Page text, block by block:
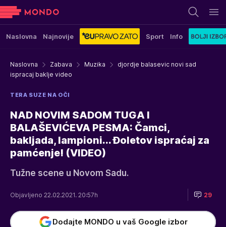
Naslovna Najnovije Sport Info
Naslovna Zabava Muzika
djordje balasevic novi sad
ispracaj baklje video
TERA SUZE NA OČI
NAD NOVIM SADOM TUGA I
BALAŠEVIĆEVA PESMA: Čamci,
bakljada, lampioni... Đoletov ispraćaj za
pamćenje! (VIDEO)
Tužne scene u Novom Sadu.
Objavljeno 22.02.2021. 20:57h 29
Dodajte MONDO u vaš Google izbor